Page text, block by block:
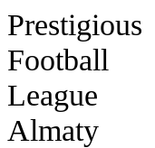
Prestigious
Football
League
Almaty